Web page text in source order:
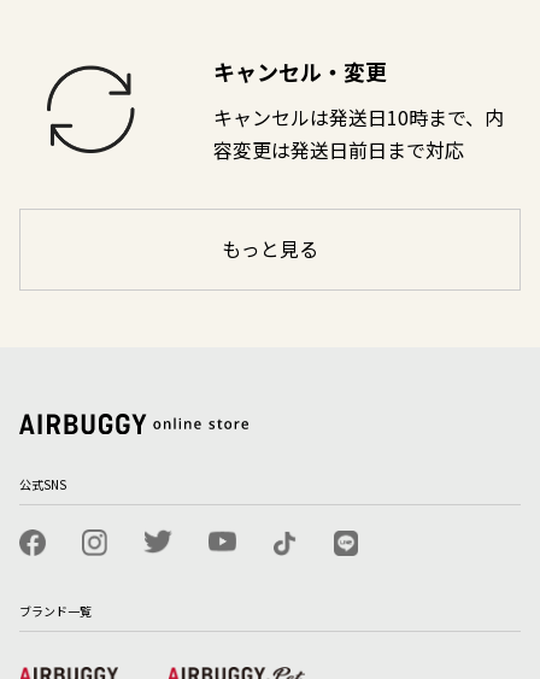
キャンセル・変更
キャンセルは発送日10時まで、内
容変更は発送日前日まで対応
もっと見る
公式SNS
ブランド一覧